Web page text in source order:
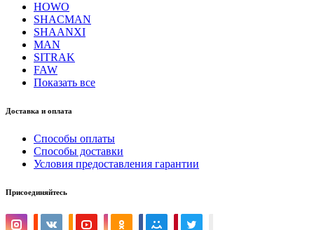
HOWO
SHACMAN
SHAANXI
MAN
SITRAK
FAW
Показать все
Доставка и оплата
Способы оплаты
Способы доставки
Условия предоставления гарантии
Присоединяйтесь